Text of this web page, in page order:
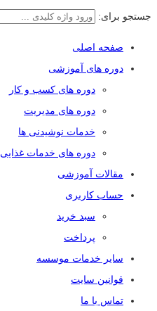
جستجو برای:
صفحه اصلی
دوره های آموزشی
دوره های کسب و کار
دوره های مدیریت
خدمات نوشیدنی ها
دوره های خدمات غذایی
مقالات آموزشی
حساب کاربری
سبد خرید
پرداخت
سایر خدمات موسسه
قوانین سایت
تماس با ما